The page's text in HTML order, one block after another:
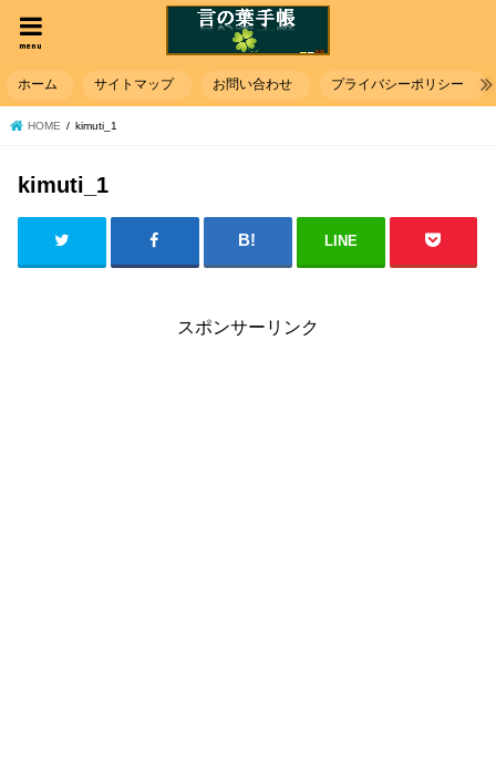
menu
ホーム サイトマップ お問い合わせ プライバシーポリシー
HOME kimuti_1
kimuti_1
LINE
スポンサーリンク